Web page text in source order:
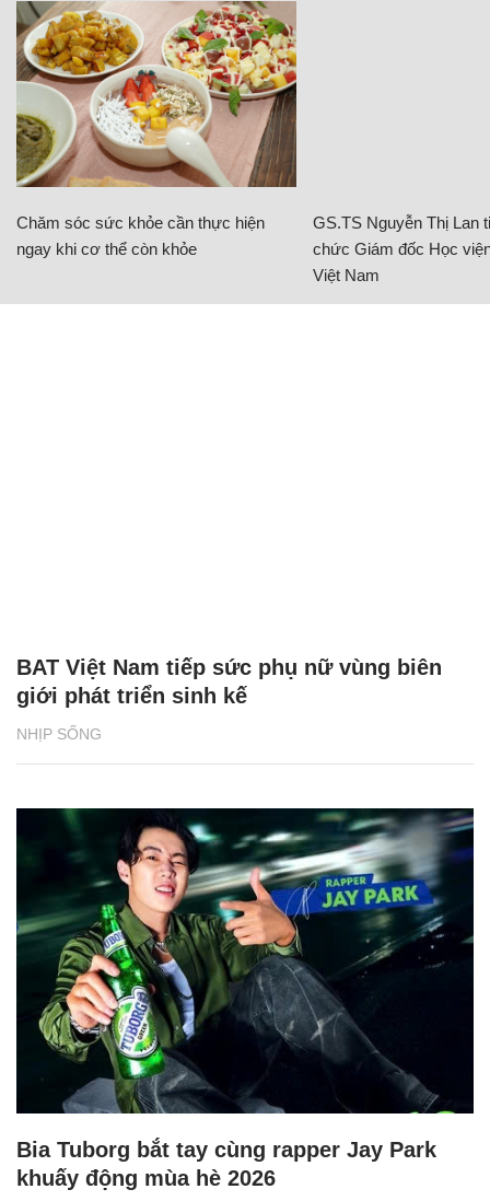
Chăm sóc sức khỏe cần thực hiện
ngay khi cơ thể còn khỏe
GS.TS Nguyễn Thị Lan
chức Giám đốc Học
Việt Nam
NHỊP SỐNG
BAT Việt Nam tiếp sức phụ nữ vùng biên
giới phát triển sinh kế
Bia Tuborg bắt tay cùng rapper Jay Park
khuấy động mùa hè 2026